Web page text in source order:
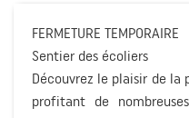
FERMETURE TEMPORAIRE
Sentier des écoliers
Découvrez le plaisir de la
profitant de